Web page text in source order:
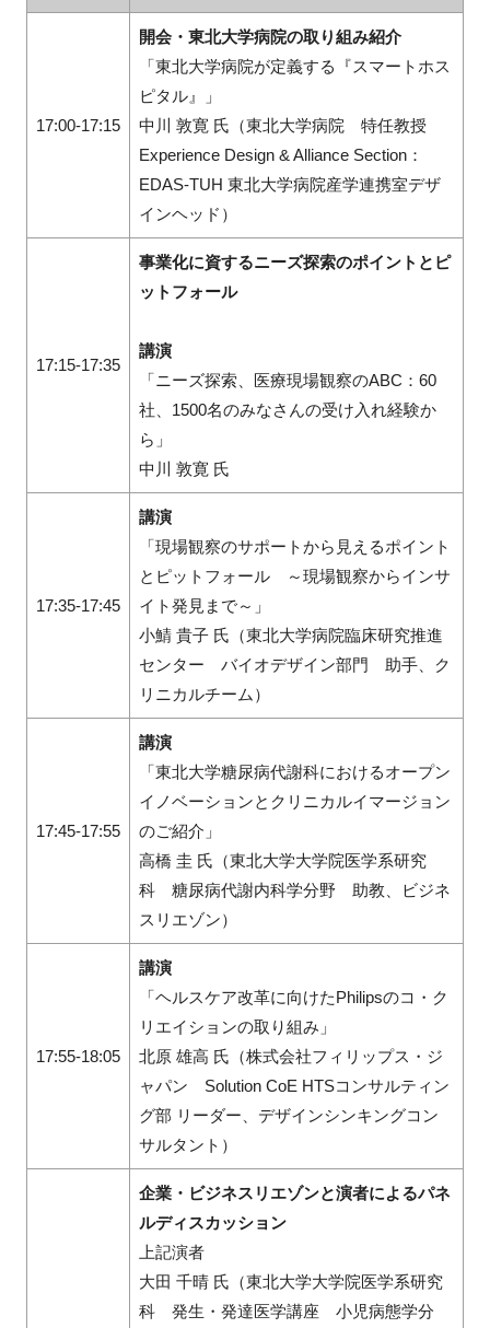
17:00-17:15
開会・東北大学病院の取り組み紹介
「東北大学病院が定義する『スマートホス
ピタル』」
中川 敦寛 氏（東北大学病院 特任教授
Experience Design & Alliance Section：
EDAS-TUH 東北大学病院産学連携室デザ
インヘッド）
17:15-17:35
事業化に資するニーズ探索のポイントとピ
ットフォール
講演
「ニーズ探索、医療現場観察のABC：60
社、1500名のみなさんの受け入れ経験か
ら」
中川 敦寛 氏
17:35-17:45
講演
「現場観察のサポートから見えるポイント
とピットフォール ～現場観察からインサ
イト発見まで～」
小鯖 貴子 氏（東北大学病院臨床研究推進
センター バイオデザイン部門 助手、ク
リニカルチーム）
17:45-17:55
講演
「東北大学糖尿病代謝科におけるオープン
イノベーションとクリニカルイマージョン
のご紹介」
高橋 圭 氏（東北大学大学院医学系研究
科 糖尿病代謝内科学分野 助教、ビジネ
スリエゾン）
17:55-18:05
講演
「ヘルスケア改革に向けたPhilipsのコ・ク
リエイションの取り組み」
北原 雄高 氏（株式会社フィリップス・ジ
ャパン Solution CoE HTSコンサルティン
グ部 リーダー、デザインシンキングコン
サルタント）
企業・ビジネスリエゾンと演者によるパネ
ルディスカッション
上記演者
大田 千晴 氏（東北大学大学院医学系研究
科 発生・発達医学講座 小児病態学分